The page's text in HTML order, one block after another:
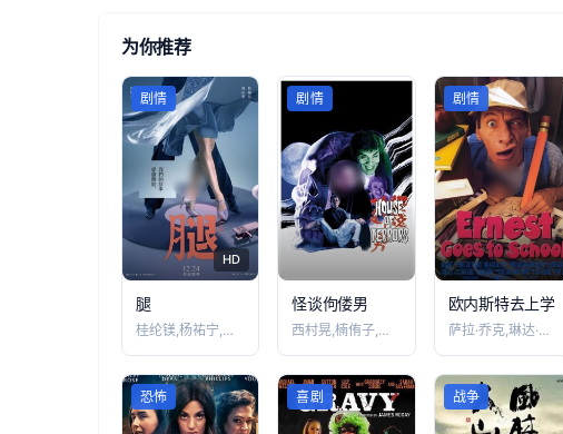
为你推荐
剧情
HD
腿
桂纶镁,杨祐宁,张少怀,李李仁,金士杰,
剧情
怪谈佝偻男
西村晃,楠侑子,春川真澄,桑原幸子
剧情
欧内斯特去上学
萨拉·乔克,琳达·卡辛,吉姆·法尼,比尔
恐怖 喜剧 战争